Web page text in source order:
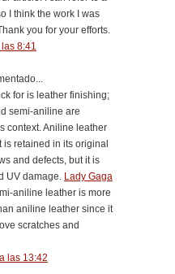
I think the work I was
you for your efforts.
8:41
for is leather finishing;
semi-aniline are
context. Aniline leather
is retained in its original
and defects, but it is
UV damage. Lady Gaga
aniline leather is more
aniline leather since it
scratches and
las 13:42